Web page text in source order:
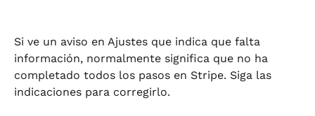
Si ve un aviso en Ajustes que indica que falta
información, normalmente significa que no ha
completado todos los pasos en Stripe. Siga las
indicaciones para corregirlo.